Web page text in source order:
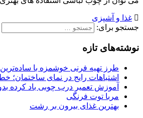
غذا و آشپزی
جستجو برای:
نوشته‌های تازه
طرز تهیه فرنی خوشمزه با
اشتباهات رایج در نمای ساختمان؛
آموزش تعمیر درب چوبی باد کرده
مربا توت فرنگی
بهترین غذای بیرون بر رشت